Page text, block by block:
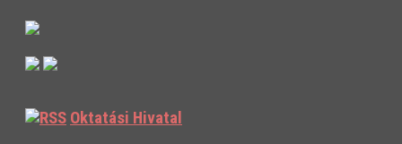
Oktatási Hivatal